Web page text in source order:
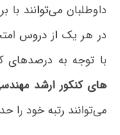
داوطلبان می‌توانند
در هر یک از دروس
با توجه به
های کنکور ارشد
می‌توانند رتبه خود را